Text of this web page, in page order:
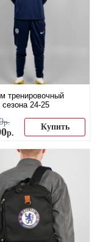
тренировочный
24-25
р.
р.
Купить